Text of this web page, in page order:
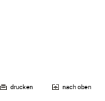
drucken nach oben